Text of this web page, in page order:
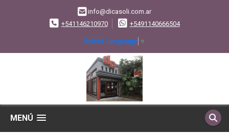
info@dicasoli.com.ar
+541146210970
+5491140666504
Select Language ▼
MENÚ